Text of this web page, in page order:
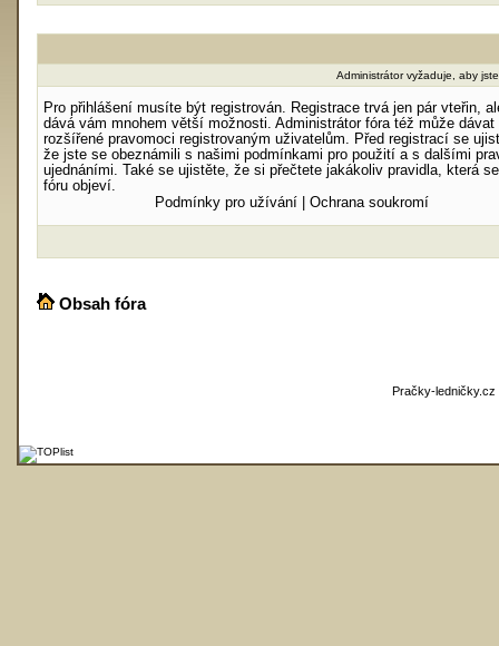
Administrátor vyžaduje, aby
Pro přihlášení musíte být registrován. Registrace trvá jen pár vteřin,
dává vám mnohem větší možnosti. Administrátor fóra též může dávat
rozšířené pravomoci registrovaným uživatelům. Před registrací se
že jste se obeznámili s našimi podmínkami pro použití a s dalšími
ujednáními. Také se ujistěte, že si přečtete jakákoliv pravidla, která
fóru objeví.
Podmínky pro užívání
Ochrana soukromí
Obsah fóra
Pračky-ledničky.cz